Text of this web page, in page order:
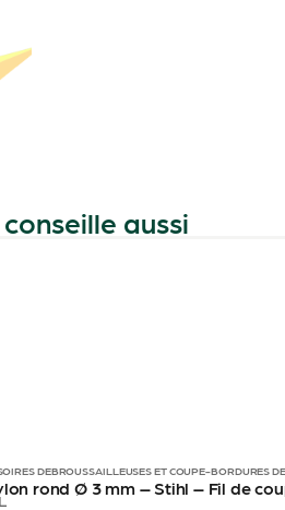
aussi
DÉBROUSSAILLEUSES ET COUPE-BORDURES
rond Ø 3 mm – Stihl – Fil de